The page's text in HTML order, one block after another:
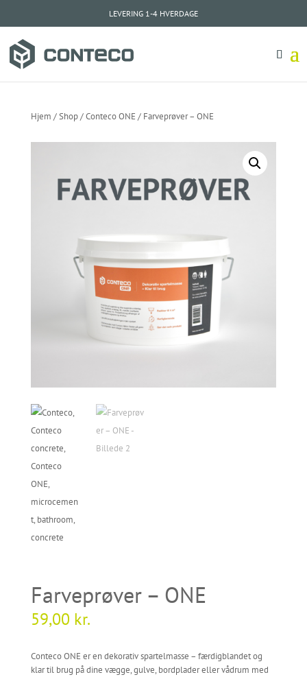
LEVERING 1-4 HVERDAGE
Hjem /Shop/Conteco ONE / Farveprøver – ONE
Farveprøver – ONE
59,00 kr.
Conteco ONE er en dekorativ spartelmasse – færdigblandet og
klar til brug på dine vægge, gulve, bordplader eller vådrum med